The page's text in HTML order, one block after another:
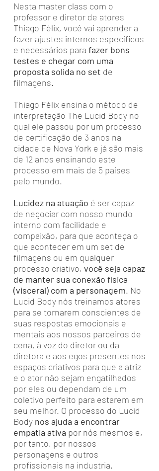
Nesta master class com o
professor e diretor de atores
Thiago Félix, você vai aprender a
fazer ajustes internos específicos
e necessários para fazer bons
testes e chegar com uma
proposta solida no set de
filmagens.
Thiago Félix ensina o método de
interpretação The Lucid Body no
qual ele passou por um processo
de certificação de 3 anos na
cidade de Nova York e já são mais
de 12 anos ensinando este
processo em mais de 5 países
pelo mundo.
Lucidez na atuação é ser capaz
de negociar com nosso mundo
interno com facilidade e
compaixão, para que aconteça o
que acontecer em um set de
filmagens ou em qualquer
processo criativo, você seja capaz
de manter sua conexão física
(visceral) com a personagem. No
Lucid Body nós treinamos atores
para se tornarem conscientes de
suas respostas emocionais e
mentais aos nossos parceiros de
cena, à voz do diretor ou da
diretora e aos egos presentes nos
espaços criativos para que a atriz
e o ator não sejam engatilhados
por eles ou dependam de um
coletivo perfeito para estarem em
seu melhor. O processo do Lucid
Body nos ajuda a encontrar
empatia ativa por nós mesmos e,
por tanto, por nossos
personagens e outros
profissionais na industria.